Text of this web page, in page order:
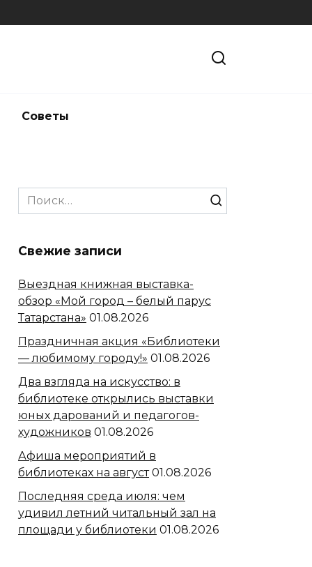
Советы
Search
for:
Свежие записи
Выездная книжная выставка-
обзор «Мой город – белый парус
Татарстана» 01.08.2026
Праздничная акция «Библиотеки
— любимому городу!» 01.08.2026
Два взгляда на искусство: в
библиотеке открылись выставки
юных дарований и педагогов-
художников 01.08.2026
Афиша мероприятий в
библиотеках на август 01.08.2026
Последняя среда июля: чем
удивил летний читальный зал на
площади у библиотеки 01.08.2026